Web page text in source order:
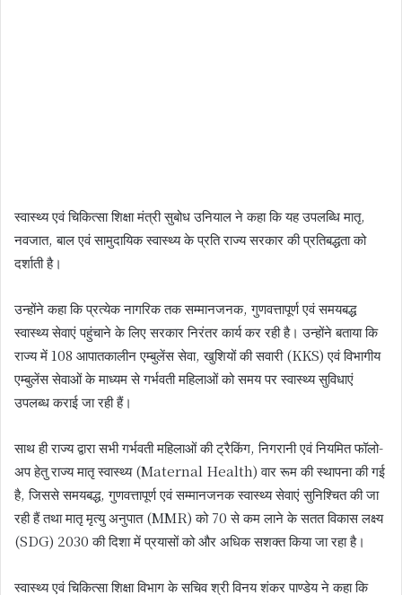
स्वास्थ्य एवं चिकित्सा शिक्षा मंत्री सुबोध उनियाल ने कहा कि यह उपलब्धि मातृ,
नवजात, बाल एवं सामुदायिक स्वास्थ्य के प्रति राज्य सरकार की प्रतिबद्धता को
दर्शाती है।
उन्होंने कहा कि प्रत्येक नागरिक तक सम्मानजनक, गुणवत्तापूर्ण एवं समयबद्ध
स्वास्थ्य सेवाएं पहुंचाने के लिए सरकार निरंतर कार्य कर रही है। उन्होंने बताया कि
राज्य में 108 आपातकालीन एम्बुलेंस सेवा, खुशियों की सवारी (KKS) एवं विभागीय
एम्बुलेंस सेवाओं के माध्यम से गर्भवती महिलाओं को समय पर स्वास्थ्य सुविधाएं
उपलब्ध कराई जा रही हैं।
साथ ही राज्य द्वारा सभी गर्भवती महिलाओं की ट्रैकिंग, निगरानी एवं नियमित फॉलो-
अप हेतु राज्य मातृ स्वास्थ्य (Maternal Health) वार रूम की स्थापना की गई
है, जिससे समयबद्ध, गुणवत्तापूर्ण एवं सम्मानजनक स्वास्थ्य सेवाएं सुनिश्चित की जा
रही हैं तथा मातृ मृत्यु अनुपात (MMR) को 70 से कम लाने के सतत विकास लक्ष्य
(SDG) 2030 की दिशा में प्रयासों को और अधिक सशक्त किया जा रहा है।
स्वास्थ्य एवं चिकित्सा शिक्षा विभाग के सचिव श्री विनय शंकर पाण्डेय ने कहा कि